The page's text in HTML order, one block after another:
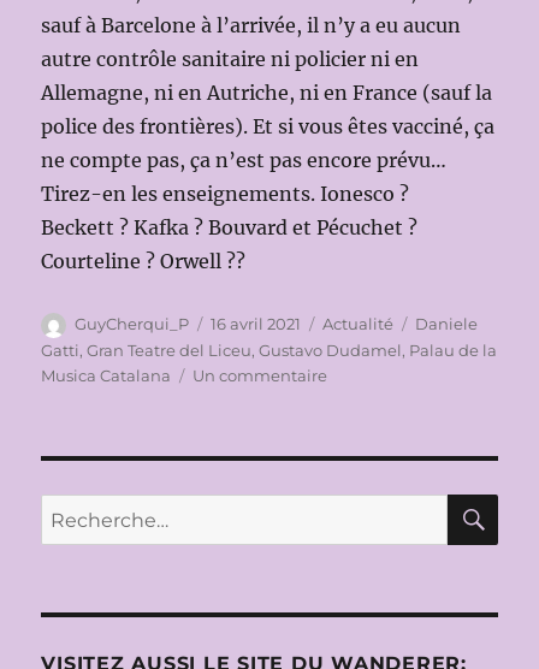
sauf à Barcelone à l’arrivée, il n’y a eu aucun
autre contrôle sanitaire ni policier ni en
Allemagne, ni en Autriche, ni en France (sauf la
police des frontières). Et si vous êtes vacciné, ça
ne compte pas, ça n’est pas encore prévu…
Tirez-en les enseignements. Ionesco ?
Beckett ? Kafka ? Bouvard et Pécuchet ?
Courteline ? Orwell ??
Auteur
GuyCherqui_P
Publié
le
16 avril 2021 Catégories
Actualité Étiquettes
Daniele
Gatti,Gran Teatre del Liceu,Gustavo Dudamel, Palau de la
Musica Catalana
Un commentairesur
PROFESSIONNEL
Recherche
pour :
VISITEZ AUSSI LE SITE DU WANDERER: